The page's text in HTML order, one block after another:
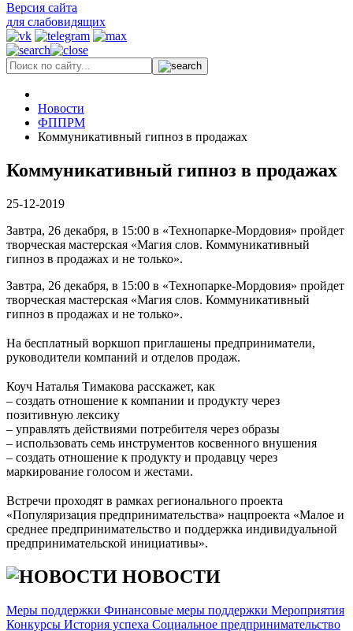
Версия сайта
для слабовидящих
Новости
ФППРМ
Коммуникативный гипноз в продажах
Коммуникативный гипноз в продажах
25-12-2019
Завтра, 26 декабря, в 15:00 в «Технопарке-Мордовия» пройдет
творческая мастерская «Магия слов. Коммуникативный
гипноз в продажах и не только».
Завтра, 26 декабря, в 15:00 в «Технопарке-Мордовия» пройдет
творческая мастерская «Магия слов. Коммуникативный
гипноз в продажах и не только».
На бесплатный воркшоп приглашены предприниматели,
руководители компаний и отделов продаж.
Коуч Наталья Тимакова расскажет, как
– создать отношение к компании и продукту через
позитивную лексику
– управлять действиями потребителя через образы
– использовать семь инструментов косвенного внушения
– создать отношение к продукту и продавцу через
маркирование голосом и жестами.
Встречи проходят в рамках регионального проекта
«Популяризация предпринимательства» нацпроекта «Малое и
среднее предпринимательство и поддержка индивидуальной
предпринимательской инициативы».
НОВОСТИ
Меры поддержки Финансовые меры поддержки Мероприятия
Конкурсы История успеха Социальное предпринимательство